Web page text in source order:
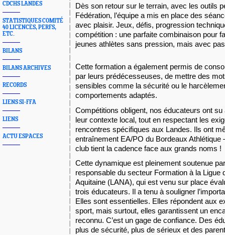
CDCHS LANDES
STATISTIQUES COMITÉ
40 LICENCES, PERFS,
ETC.
BILANS
BILANS ARCHIVES
RECORDS
LIENS SI-FFA
LIENS
ACTU ESPACES
Dès son retour sur le terrain, avec les outils
Fédération, l’équipe a mis en place des
avec plaisir. Jeux, défis, progression
compétition : une parfaite combinaison pour
jeunes athlètes sans pression, mais avec
Cette formation a également permis de
par leurs prédécesseuses, de mettre des
sensibles comme la sécurité ou le
comportements adaptés.
Compétitions obligent, nos éducateurs ont
leur contexte local, tout en respectant les
rencontres spécifiques aux Landes. Ils ont
entraînement EA/PO du Bordeaux Athlétique
club tient la cadence face aux grands noms !
Cette dynamique est pleinement soutenue
responsable du secteur Formation à la Ligue
Aquitaine (LANA), qui est venu sur place
trois éducateurs. Il a tenu à souligner
Elles sont essentielles. Elles répondent aux
sport, mais surtout, elles garantissent un
reconnu. C’est un gage de confiance. Des
plus de sécurité, plus de sérieux et des